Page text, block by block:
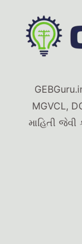
MGVCL,
માહિતી